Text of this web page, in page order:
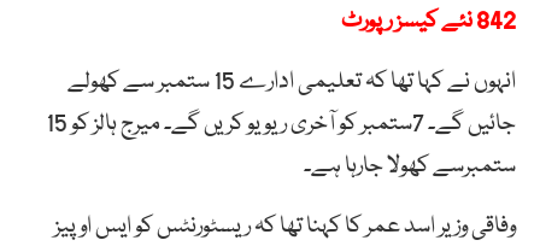
842 نئے کیسز رپورٹ
انہوں نے کہا تھا کہ تعلیمی ادارے 15 ستمبر سے کھولے
جائیں گے۔ 7ستمبر کو آخری ریویو کریں گے۔ میرج ہالز کو 15
ستمبرسے کھولا جارہا ہے۔
وفاقی وزیر اسد عمر کا کہنا تھا کہ ریسٹورنٹس کو ایس او پیز